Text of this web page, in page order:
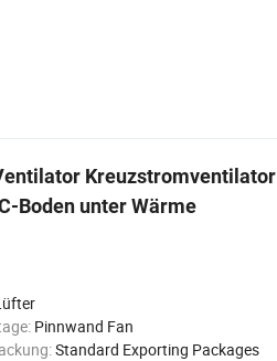
Kreuzstromventilator
Boden unter Wärme
Pinnwand Fan
Standard Exporting Packages